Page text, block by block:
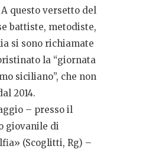
questo versetto del
battiste, metodiste,
si sono richiamate
la “giornata
siciliano”, che non
2014.
– presso il
giovanile di
(Scoglitti, Rg) –